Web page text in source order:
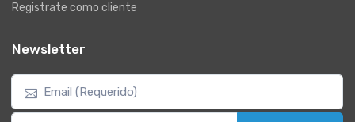
Registrate como cliente
Newsletter